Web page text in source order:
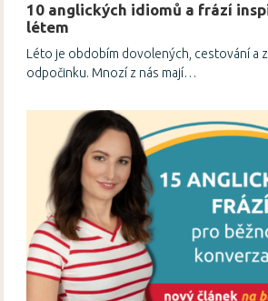
10 anglických idiomů a frází
létem
Léto je obdobím dovolených, cestování a
odpočinku. Mnozí z nás mají…